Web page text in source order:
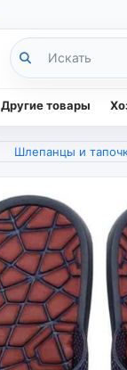
Другие товары
Шлепанцы и